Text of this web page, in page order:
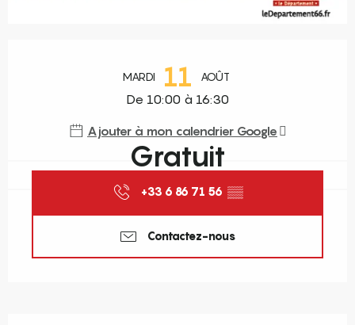
MARDI 11 AOÛT
De 10:00 à 16:30
Ajouter à mon calendrier Google
Gratuit
+33 6 86 71 56 ▒▒
Contactez-nous